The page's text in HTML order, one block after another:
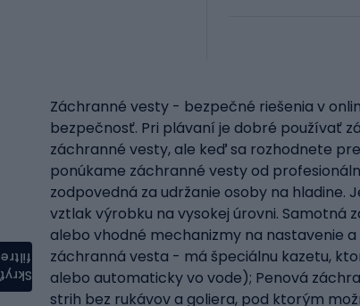
Skryť
filtre
Záchranné vesty - bezpečné riešenia v
bezpečnosť. Pri plávaní je dobré používať
záchranné vesty, ale keď sa rozhodnete
ponúkame záchranné vesty od
zodpovedná za udržanie osoby na
vztlak výrobku na vysokej úrovni. Samotná
alebo vhodné mechanizmy na nastavenie
záchranná vesta - má špeciálnu kazetu,
alebo automaticky vo vode); Penová
strih bez rukávov a goliera, pod ktorým